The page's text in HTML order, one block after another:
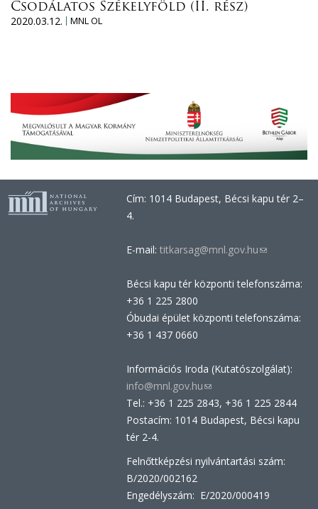
Csodálatos Székelyföld (II. rész)
2020.03.12.
MNL OL
Cím: 1014 Budapest, Bécsi kapu tér 2–
4.
E-mail: titkarsag@mnl.gov.hu(link
e-
Bécsi kapu tér központi telefonszáma:
+36 1 225 2800
Óbudai épület központi telefonszáma:
+36 1 437 0660
Információs Iroda (Kutatószolgálat):
info@mnl.gov.hu(link
sends
e-
Tel.: +36 1 225 2843, +36 1 225 2844
Postacím: 1014 Budapest, Bécsi kapu
tér 2-4.
Felnőttképzési nyilvántartási szám:
B/2020/002162
Engedélyszám: E/2020/000419